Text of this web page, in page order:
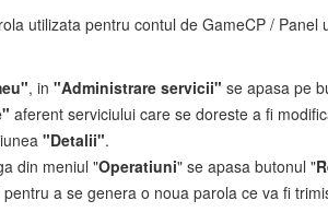
utilizata pentru contul de GameCP / Panel
, in "Administrare servicii" se apasa pe
aferent serviciului care se doreste a fi
"Detalii".
din meniul "Operatiuni" se apasa butonul "
pentru a se genera o noua parola ce va fi